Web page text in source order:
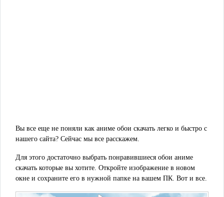
Вы все еще не поняли как аниме обои скачать легко и быстро с
нашего сайта? Сейчас мы все расскажем.
Для этого достаточно выбрать понравившиеся обои аниме
скачать которые вы хотите. Откройте изображение в новом
окне и сохраните его в нужной папке на вашем ПК. Вот и все.